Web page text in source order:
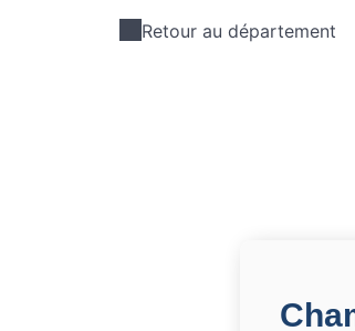
Retour au département